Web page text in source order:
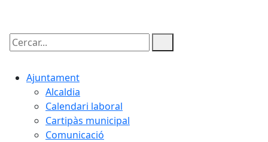
Cercar:
Ajuntament
Alcaldia
Calendari laboral
Cartipàs municipal
Comunicació